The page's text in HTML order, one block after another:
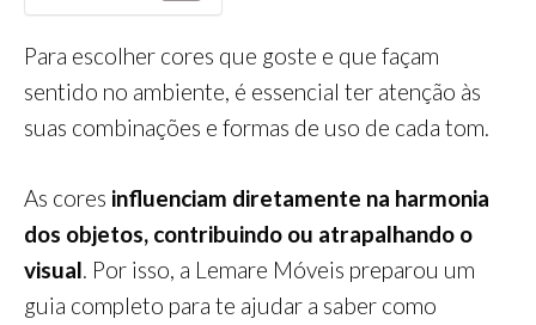
Para escolher cores que goste e que façam
sentido no ambiente, é essencial ter atenção às
suas combinações e formas de uso de cada tom.
As cores influenciam diretamente na harmonia
dos objetos, contribuindo ou atrapalhando o
visual. Por isso, a Lemare Móveis preparou um
guia completo para te ajudar a saber como